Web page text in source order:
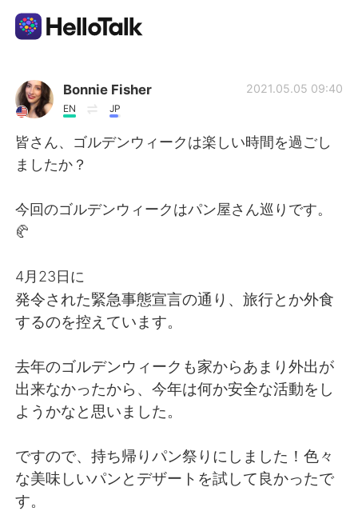
Language Exchange App
AI Grammar Checker
English
Español
Français Deutsch
日本語 한국어
Русский ไทย
Türkçe Tiếng Việt
Bonnie Fisher
EN JP
2021.05.05 09:40
皆さん、ゴルデンウィークは楽しい時間を過ごし
ましたか？
今回のゴルデンウィークはパン屋さん巡りです。
🥐
4月23日に
発令された緊急事態宣言の通り、旅行とか外食
するのを控えています。
去年のゴルデンウィークも家からあまり外出が
出来なかったから、今年は何か安全な活動をし
ようかなと思いました。
ですので、持ち帰りパン祭りにしました！色々
な美味しいパンとデザートを試して良かったで
す。